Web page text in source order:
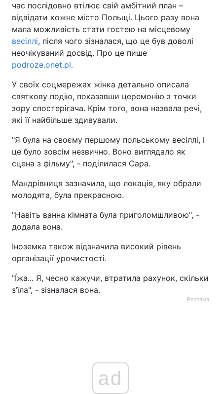
час послідовно втілює свій амбітний план –
відвідати кожне місто Польщі. Цього разу вона
мала можливість стати гостею на місцевому
весіллі, після чого зізналася, що це був доволі
неочікуваний досвід. Про це пише
podroze.onet.pl.
У своїх соцмережах жінка детально описала
святкову подію, показавши церемонію з точки
зору спостерігача. Крім того, вона назвала речі,
які її найбільше здивували.
"Я була на своєму першому польському весіллі, і
це було зовсім незвично. Воно виглядало як
сцена з фільму", - поділилася Сара.
Мандрівниця зазначила, що локація, яку обрали
молодята, була прекрасною.
"Навіть ванна кімната була приголомшливою", -
додала вона.
Іноземка також відзначила високий рівень
організації урочистості.
"Їжа... Я, чесно кажучи, втратила рахунок, скільки
з’їла", - зізналася вона.
Реклама
ad